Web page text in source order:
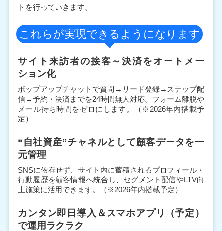
トを行っていきます。
これらが実現できるようになります
サイト来訪者の接客～決済をオートメー
ション化
ポップアップチャットで質問→リード登録→ステップ配
信→予約・決済までを24時間無人対応。フォーム離脱や
メール待ち時間をゼロにします。（※2026年内搭載予
定）
“自社資産”チャネルとして顧客データを一
元管理
SNSに依存せず、サイト内に蓄積されるプロフィール・
行動履歴を顧客情報へ統合し、セグメント配信やLTV向
上施策に活用できます。（※2026年内搭載予定）
カンタン即日導入＆ スマホアプリ（予定）
で運用ラクラク